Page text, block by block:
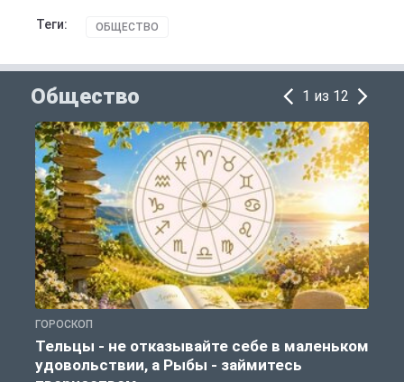
Теги: ОБЩЕСТВО
Общество 1 из 12
ГОРОСКОП
Тельцы - не отказывайте себе в маленьком
удовольствии, а Рыбы - займитесь